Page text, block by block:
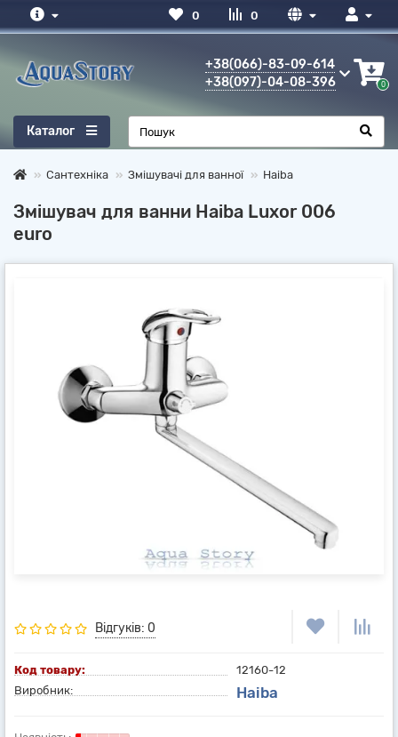
0
0
+38(066)-83-09-614
+38(097)-04-08-396
0
Каталог
Сантехніка Змішувачі для ванної Haiba
Змішувач для ванни Haiba Luxor 006
euro
Відгуків: 0
Код товару:
12160-12
Виробник:
Haiba